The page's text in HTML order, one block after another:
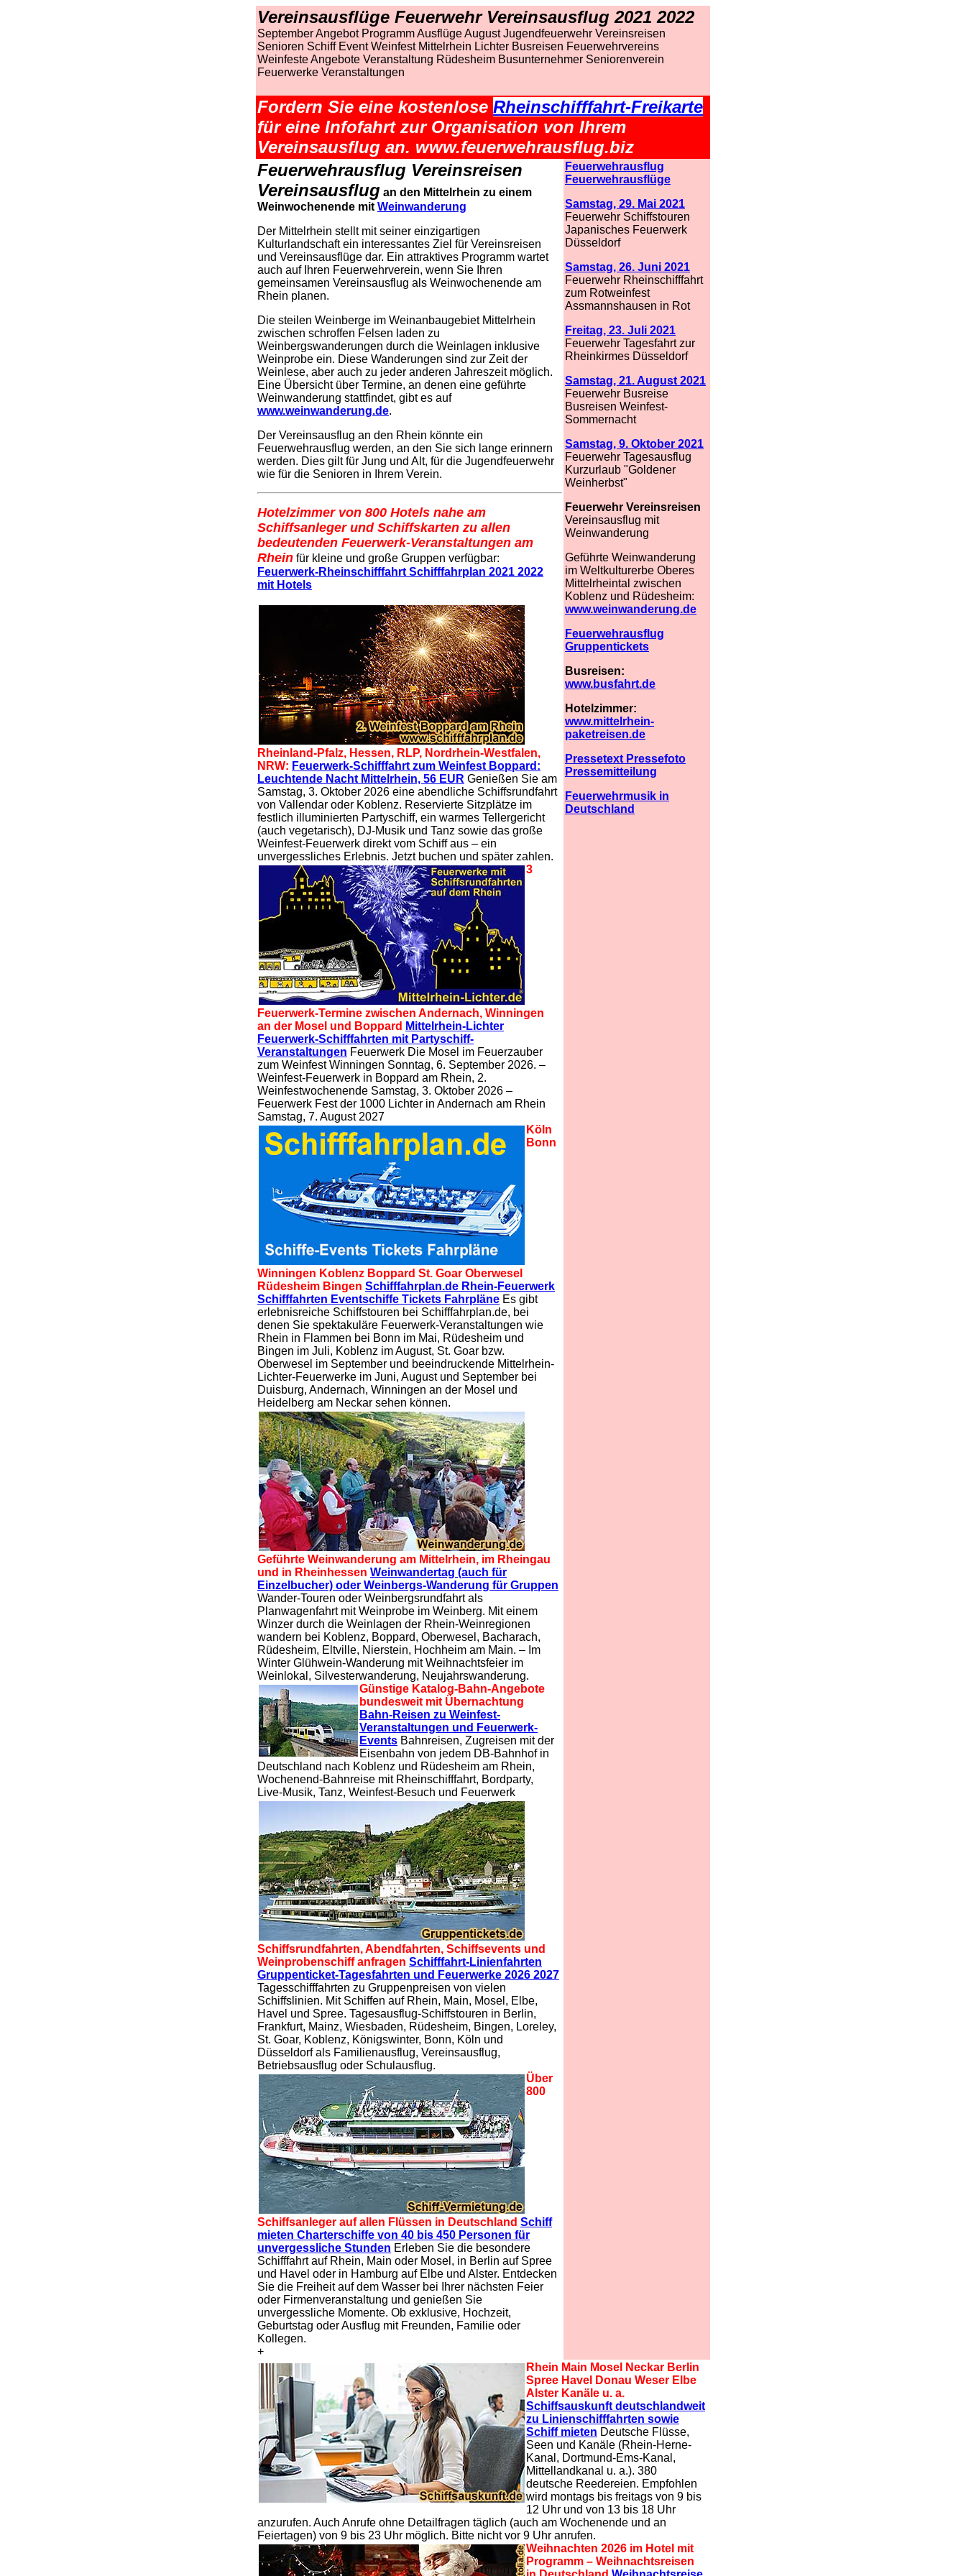
Vereinsausflüge Feuerwehr Vereinsausflug 2021 2022
September Angebot Programm Ausflüge August Jugendfeuerwehr Vereinsreisen
Senioren Schiff Event Weinfest Mittelrhein Lichter Busreisen Feuerwehrvereins
Weinfeste Angebote Veranstaltung Rüdesheim Busunternehmer Seniorenverein
Feuerwerke Veranstaltungen
Fordern Sie eine kostenlose Rheinschifffahrt-Freikarte
für eine Infofahrt zur Organisation von Ihrem
Vereinsausflug an. www.feuerwehrausflug.biz
Feuerwehrausflug Vereinsreisen
Vereinsausflug an den Mittelrhein zu einem
Weinwochenende mit Weinwanderung
Der Mittelrhein stellt mit seiner einzigartigen
Kulturlandschaft ein interessantes Ziel für Vereinsreisen
und Vereinsausflüge dar. Ein attraktives Programm wartet
auch auf Ihren Feuerwehrverein, wenn Sie Ihren
gemeinsamen Vereinsausflug als Weinwochenende am
Rhein planen.
Die steilen Weinberge im Weinanbaugebiet Mittelrhein
zwischen schroffen Felsen laden zu
Weinbergswanderungen durch die Weinlagen inklusive
Weinprobe ein. Diese Wanderungen sind zur Zeit der
Weinlese, aber auch zu jeder anderen Jahreszeit möglich.
Eine Übersicht über Termine, an denen eine geführte
Weinwanderung stattfindet, gibt es auf
www.weinwanderung.de.
Der Vereinsausflug an den Rhein könnte ein
Feuerwehrausflug werden, an den Sie sich lange erinnern
werden. Dies gilt für Jung und Alt, für die Jugendfeuerwehr
wie für die Senioren in Ihrem Verein.
Hotelzimmer von 800 Hotels nahe am
Schiffsanleger und Schiffskarten zu allen
bedeutenden Feuerwerk-Veranstaltungen am
Rhein für kleine und große Gruppen verfügbar:
Feuerwerk-Rheinschifffahrt Schifffahrplan 2021 2022
mit Hotels
Rheinland-Pfalz, Hessen, RLP, Nordrhein-Westfalen,
NRW: Feuerwerk-Schifffahrt zum Weinfest Boppard:
Leuchtende Nacht Mittelrhein, 56 EUR Genießen Sie am
Samstag, 3. Oktober 2026 eine abendliche Schiffsrundfahrt
von Vallendar oder Koblenz. Reservierte Sitzplätze im
festlich illuminierten Partyschiff, ein warmes Tellergericht
(auch vegetarisch), DJ-Musik und Tanz sowie das große
Weinfest-Feuerwerk direkt vom Schiff aus – ein
unvergessliches Erlebnis. Jetzt buchen und später zahlen.
3
Feuerwerk-Termine zwischen Andernach, Winningen
an der Mosel und Boppard Mittelrhein-Lichter
Feuerwerk-Schifffahrten mit Partyschiff-
Veranstaltungen Feuerwerk Die Mosel im Feuerzauber
zum Weinfest Winningen Sonntag, 6. September 2026. –
Weinfest-Feuerwerk in Boppard am Rhein, 2.
Weinfestwochenende Samstag, 3. Oktober 2026 –
Feuerwerk Fest der 1000 Lichter in Andernach am Rhein
Samstag, 7. August 2027
Köln
Bonn
Winningen Koblenz Boppard St. Goar Oberwesel
Rüdesheim Bingen Schifffahrplan.de Rhein-Feuerwerk
Schifffahrten Eventschiffe Tickets Fahrpläne Es gibt
erlebnisreiche Schiffstouren bei Schifffahrplan.de, bei
denen Sie spektakuläre Feuerwerk-Veranstaltungen wie
Rhein in Flammen bei Bonn im Mai, Rüdesheim und
Bingen im Juli, Koblenz im August, St. Goar bzw.
Oberwesel im September und beeindruckende Mittelrhein-
Lichter-Feuerwerke im Juni, August und September bei
Duisburg, Andernach, Winningen an der Mosel und
Heidelberg am Neckar sehen können.
Geführte Weinwanderung am Mittelrhein, im Rheingau
und in Rheinhessen Weinwandertag (auch für
Einzelbucher) oder Weinbergs-Wanderung für Gruppen
Wander-Touren oder Weinbergsrundfahrt als
Planwagenfahrt mit Weinprobe im Weinberg. Mit einem
Winzer durch die Weinlagen der Rhein-Weinregionen
wandern bei Koblenz, Boppard, Oberwesel, Bacharach,
Rüdesheim, Eltville, Nierstein, Hochheim am Main. – Im
Winter Glühwein-Wanderung mit Weihnachtsfeier im
Weinlokal, Silvesterwanderung, Neujahrswanderung.
Günstige Katalog-Bahn-Angebote
bundesweit mit Übernachtung
Bahn-Reisen zu Weinfest-
Veranstaltungen und Feuerwerk-
Events Bahnreisen, Zugreisen mit der
Eisenbahn von jedem DB-Bahnhof in
Deutschland nach Koblenz und Rüdesheim am Rhein,
Wochenend-Bahnreise mit Rheinschifffahrt, Bordparty,
Live-Musik, Tanz, Weinfest-Besuch und Feuerwerk
Schiffsrundfahrten, Abendfahrten, Schiffsevents und
Weinprobenschiff anfragen Schifffahrt-Linienfahrten
Gruppenticket-Tagesfahrten und Feuerwerke 2026 2027
Tagesschifffahrten zu Gruppenpreisen von vielen
Schiffslinien. Mit Schiffen auf Rhein, Main, Mosel, Elbe,
Havel und Spree. Tagesausflug-Schiffstouren in Berlin,
Frankfurt, Mainz, Wiesbaden, Rüdesheim, Bingen, Loreley,
St. Goar, Koblenz, Königswinter, Bonn, Köln und
Düsseldorf als Familienausflug, Vereinsausflug,
Betriebsausflug oder Schulausflug.
Über
800
Schiffsanleger auf allen Flüssen in Deutschland Schiff
mieten Charterschiffe von 40 bis 450 Personen für
unvergessliche Stunden Erleben Sie die besondere
Schifffahrt auf Rhein, Main oder Mosel, in Berlin auf Spree
und Havel oder in Hamburg auf Elbe und Alster. Entdecken
Sie die Freiheit auf dem Wasser bei Ihrer nächsten Feier
oder Firmenveranstaltung und genießen Sie
unvergessliche Momente. Ob exklusive, Hochzeit,
Geburtstag oder Ausflug mit Freunden, Familie oder
Kollegen.
+
Feuerwehrausflug
Feuerwehrausflüge
Samstag, 29. Mai 2021
Feuerwehr Schiffstouren
Japanisches Feuerwerk
Düsseldorf
Samstag, 26. Juni 2021
Feuerwehr Rheinschifffahrt
zum Rotweinfest
Assmannshausen in Rot
Freitag, 23. Juli 2021
Feuerwehr Tagesfahrt zur
Rheinkirmes Düsseldorf
Samstag, 21. August 2021
Feuerwehr Busreise
Busreisen Weinfest-
Sommernacht
Samstag, 9. Oktober 2021
Feuerwehr Tagesausflug
Kurzurlaub "Goldener
Weinherbst"
Feuerwehr Vereinsreisen
Vereinsausflug mit
Weinwanderung
Geführte Weinwanderung
im Weltkulturerbe Oberes
Mittelrheintal zwischen
Koblenz und Rüdesheim:
www.weinwanderung.de
Feuerwehrausflug
Gruppentickets
Busreisen:
www.busfahrt.de
Hotelzimmer:
www.mittelrhein-
paketreisen.de
Pressetext Pressefoto
Pressemitteilung
Feuerwehrmusik in
Deutschland
Rhein Main Mosel Neckar Berlin
Spree Havel Donau Weser Elbe
Alster Kanäle u. a.
Schiffsauskunft deutschlandweit
zu Linienschifffahrten sowie
Schiff mieten Deutsche Flüsse,
Seen und Kanäle (Rhein-Herne-
Kanal, Dortmund-Ems-Kanal,
Mittellandkanal u. a.). 380
deutsche Reedereien. Empfohlen
wird montags bis freitags von 9 bis
12 Uhr und von 13 bis 18 Uhr
anzurufen. Auch Anrufe ohne Detailfragen täglich (auch am Wochenende und an
Feiertagen) von 9 bis 23 Uhr möglich. Bitte nicht vor 9 Uhr anrufen.
Weihnachten 2026 im Hotel mit
Programm – Weihnachtsreisen